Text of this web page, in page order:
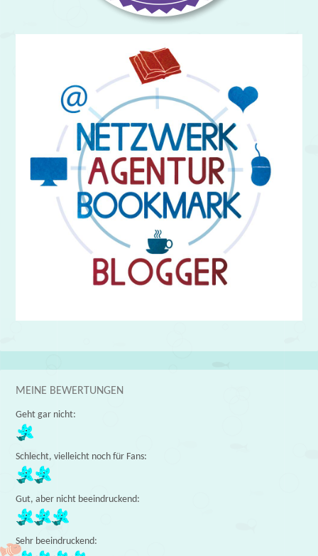
MEINE BEWERTUNGEN
Geht gar nicht:
Schlecht, vielleicht noch für Fans:
Gut, aber nicht beeindruckend:
Sehr beeindruckend: